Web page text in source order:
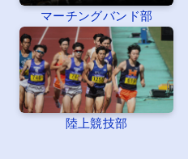
マーチングバンド部
陸上競技部